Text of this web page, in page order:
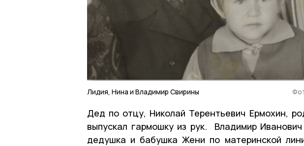
Лидия, Нина и Владимир Свирины
Дед по отцу, Николай Терентьевич Ермохин,
выпускал гармошку из рук. Владимир
дедушка и бабушка Жени по материнской